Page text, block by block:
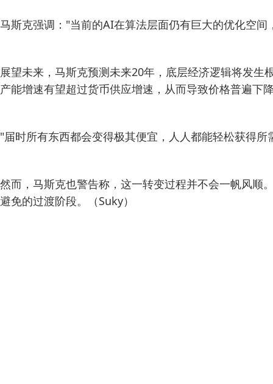
马斯克强调："当前的AI在算法层面仍有巨大的优化空
展望未来，马斯克预测未来20年，底层经济逻辑将发
产能增速有望超过货币供应增速，从而导致价格普遍下
"届时所有东西都会变得极其便宜，人人都能轻松获得
然而，马斯克也警告称，这一转变过程并不会一帆风顺
避免的过渡阶段。（Suky）